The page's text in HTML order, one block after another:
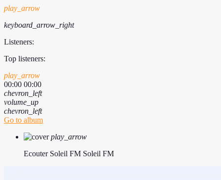
play_arrow
keyboard_arrow_right
Listeners:
Top listeners:
play_arrow
00:00 00:00
chevron_left
volume_up
chevron_left
Go to album
play_arrow
Ecouter Soleil FM Soleil FM